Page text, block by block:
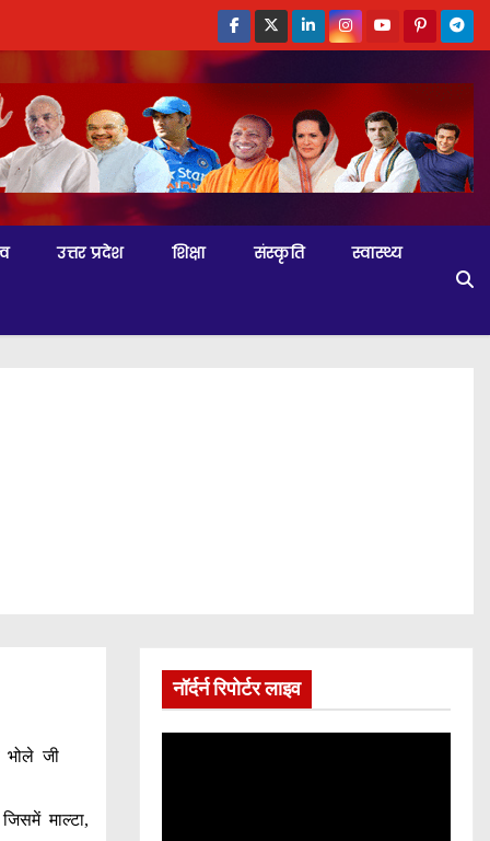
उत्तर प्रदेश शिक्षा संस्कृति स्वास्थ्य
भोले जी
माल्टा,
नॉर्दर्न रिपोर्टर लाइव